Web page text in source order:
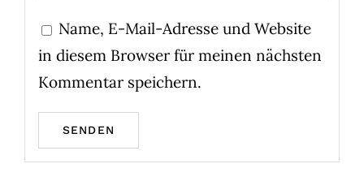
Name, E-Mail-Adresse und Website
in diesem Browser für meinen nächsten
Kommentar speichern.